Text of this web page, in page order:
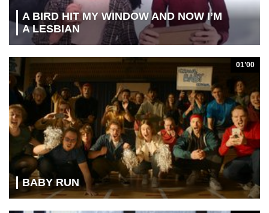
A BIRD HIT MY WINDOW AND NOW I’M
A LESBIAN
BABY RUN
01’00